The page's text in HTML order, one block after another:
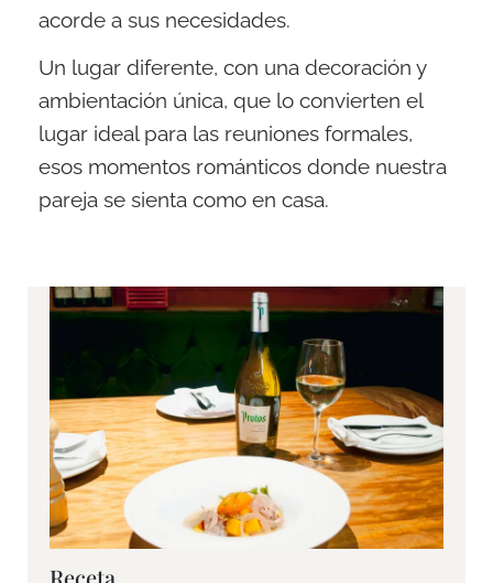
acorde a sus necesidades.
Un lugar diferente, con una decoración y
ambientación única, que lo convierten el
lugar ideal para las reuniones formales,
esos momentos románticos donde nuestra
pareja se sienta como en casa.